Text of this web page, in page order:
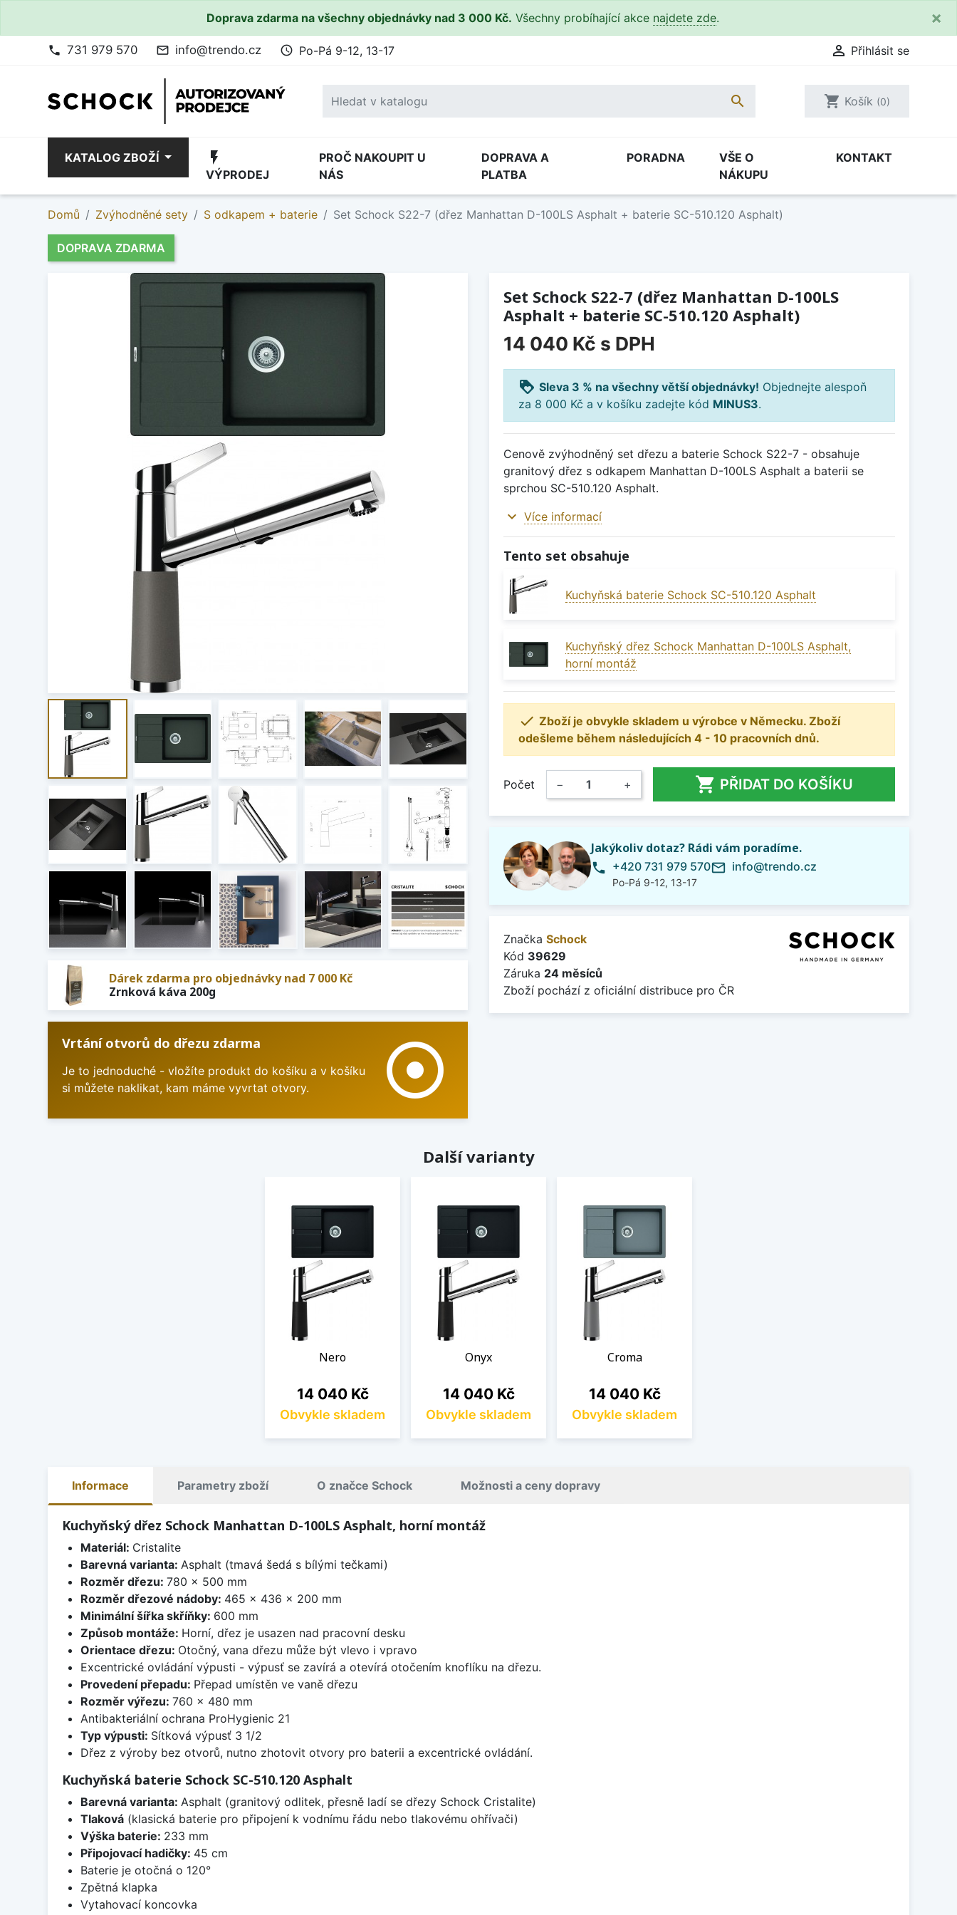
Doprava zdarma na všechny objednávky nad 3 000 Kč. Všechny probíhající akce najdete zde. ×
phone 731 979 570 mail_outline info@trendo.cz access_time Po-Pá 9-12, 13-17  Přihlásit se
 shopping_cart Košík (0)
KATALOG ZBOŽÍ flash_on
VÝPRODEJ
PROČ NAKOUPIT U
NÁS
DOPRAVA A
PLATBA
PORADNA
VŠE O
NÁKUPU
KONTAKT
Domů Zvýhodněné sety S odkapem + baterie Set Schock S22-7 (dřez Manhattan D-100LS Asphalt + baterie SC-510.120 Asphalt)
DOPRAVA ZDARMA
Dárek zdarma pro objednávky nad 7 000 Kč
Zrnková káva 200g
Vrtání otvorů do dřezu zdarma
Je to jednoduché - vložíte produkt do košíku a v košíku
si můžete naklikat, kam máme vyvrtat otvory.
adjust
Set Schock S22-7 (dřez Manhattan D-100LS
Asphalt + baterie SC-510.120 Asphalt)
14 040 Kč s DPH
loyalty Sleva 3 % na všechny větší objednávky! Objednejte alespoň
za 8 000 Kč a v košíku zadejte kód MINUS3.
Cenově zvýhodněný set dřezu a baterie Schock S22-7 - obsahuje
granitový dřez s odkapem Manhattan D-100LS Asphalt a baterii se
sprchou SC-510.120 Asphalt.
expand_more Více informací
Tento set obsahuje
Kuchyňská baterie Schock SC-510.120 Asphalt
Kuchyňský dřez Schock Manhattan D-100LS Asphalt,
horní montáž
 Zboží je obvykle skladem u výrobce v Německu. Zboží
odešleme během následujících 4 - 10 pracovních dnů.
Počet − +  PŘIDAT DO KOŠÍKU
Jakýkoliv dotaz? Rádi vám poradíme.
phone +420 731 979 570
Po-Pá 9-12, 13-17
mail_outline info@trendo.cz
Značka Schock
Kód 39629
Záruka 24 měsíců
Zboží pochází z oficiální distribuce pro ČR
Další varianty
Nero
Cena
14 040 Kč
Obvykle skladem
Onyx
Cena
14 040 Kč
Obvykle skladem
Croma
Cena
14 040 Kč
Obvykle skladem
Informace Parametry zboží O značce Schock Možnosti a ceny dopravy
Kuchyňský dřez Schock Manhattan D-100LS Asphalt, horní montáž
Materiál: Cristalite
Barevná varianta: Asphalt (tmavá šedá s bílými tečkami)
Rozměr dřezu: 780 x 500 mm
Rozměr dřezové nádoby: 465 x 436 x 200 mm
Minimální šířka skříňky: 600 mm
Způsob montáže: Horní, dřez je usazen nad pracovní desku
Orientace dřezu: Otočný, vana dřezu může být vlevo i vpravo
Excentrické ovládání výpusti - výpusť se zavírá a otevírá otočením knoflíku na dřezu.
Provedení přepadu: Přepad umístěn ve vaně dřezu
Rozměr výřezu: 760 x 480 mm
Antibakteriální ochrana ProHygienic 21
Typ výpusti: Sítková výpusť 3 1/2
Dřez z výroby bez otvorů, nutno zhotovit otvory pro baterii a excentrické ovládání.
Kuchyňská baterie Schock SC-510.120 Asphalt
Barevná varianta: Asphalt (granitový odlitek, přesně ladí se dřezy Schock Cristalite)
Tlaková(klasická baterie pro připojení k vodnímu řádu nebo tlakovému ohřívači)
Výška baterie: 233 mm
Připojovací hadičky: 45 cm
Baterie je otočná o 120°
Zpětná klapka
Vytahovací koncovka